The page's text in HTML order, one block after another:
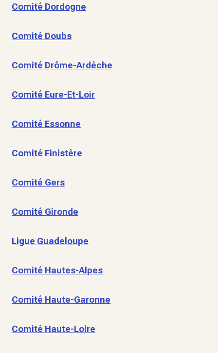
Comité Dordogne
Comité Doubs
Comité Drôme-Ardèche
Comité Eure-Et-Loir
Comité Essonne
Comité Finistère
Comité Gers
Comité Gironde
Ligue Guadeloupe
Comité Hautes-Alpes
Comité Haute-Garonne
Comité Haute-Loire